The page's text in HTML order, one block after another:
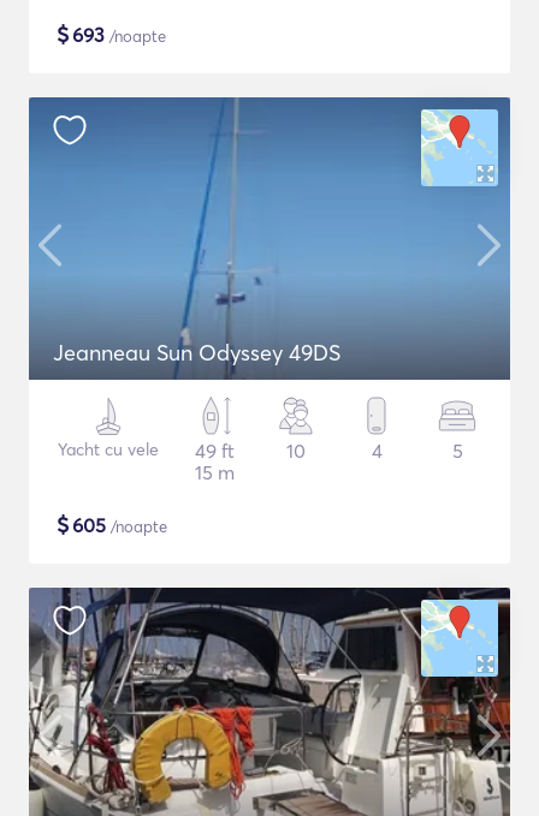
$693 /noapte
Jeanneau Sun Odyssey 49DS
Yacht cu vele
49 ft
15 m
10 4 5
$605 /noapte